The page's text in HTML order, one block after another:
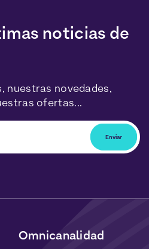
noticias de
nuestras novedades,
ofertas...
Omnicanalidad